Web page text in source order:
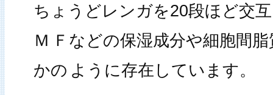
ちょうどレンガを20段ほど交
Ｍ Ｆなどの保湿成分や細胞間
かの ように存在しています。